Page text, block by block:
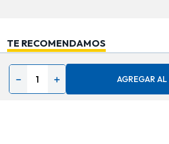
＋
－ AGREGAR
TE RECOMENDAMOS